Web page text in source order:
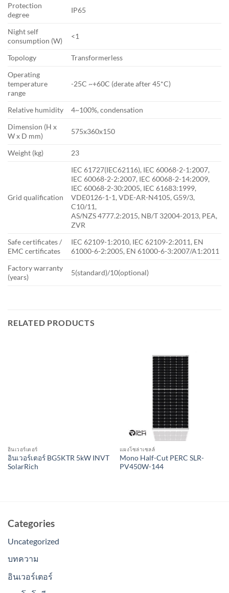
Protection
degree
IP65
Night self
consumption (W)
<1
Topology
Transformerless
Operating
temperature
range
-25C ~+60C (derate after 45*C)
Relative humidity
4~100%, condensation
Dimension (H x
W x D mm)
575x360x150
Weight (kg) 23
Grid qualification
IEC 61727(IEC62116), IEC 60068-2-1:2007,
IEC 60068-2-2:2007, IEC 60068-2-14:2009,
IEC 60068-2-30:2005, IEC 61683:1999,
VDE0126-1-1, VDE-AR-N4105, G59/3,
C10/11,
AS/NZS 4777.2:2015, NB/T 32004-2013, PEA,
ZVR
Safe certificates /
EMC certificates
IEC 62109-1:2010, IEC 62109-2:2011, EN
61000-6-2:2005, EN 61000-6-3:2007/A1:2011
Factory warranty
(years)
5(standard)/10(optional)
RELATED PRODUCTS
อินเวอร์เตอร์
อินเวอร์เตอร์ BG5KTR 5kW INVT
SolarRich
แผงโซล่าเซลล์
Mono Half-Cut PERC SLR-
PV450W-144
Categories
Uncategorized
บทความ
อินเวอร์เตอร์